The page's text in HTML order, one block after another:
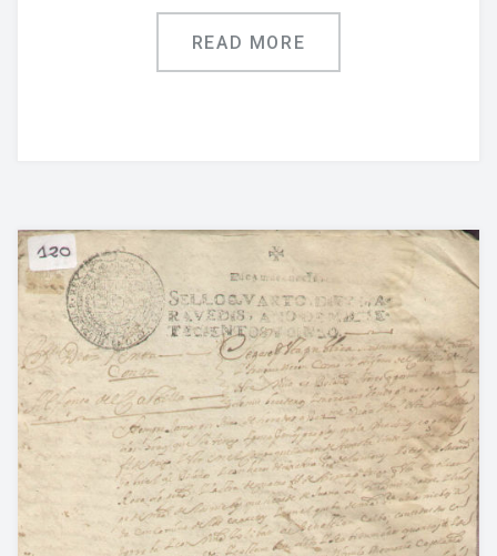
READ MORE